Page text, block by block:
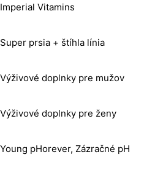
Imperial Vitamins
Super prsia + štíhla línia
Výživové doplnky pre mužov
Výživové doplnky pre ženy
Young pHorever, Zázračné pH